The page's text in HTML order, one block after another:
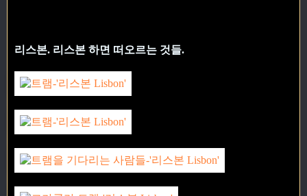
리스본. 리스본 하면 떠오르는 것들.